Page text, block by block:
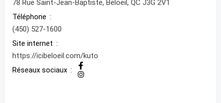
78 Rue Saint-Jean-Baptiste, Beloeil, QC J3G 2V1
Téléphone
(450) 527-1600
Site internet
https://icibeloeil.com/kuto
Réseaux sociaux